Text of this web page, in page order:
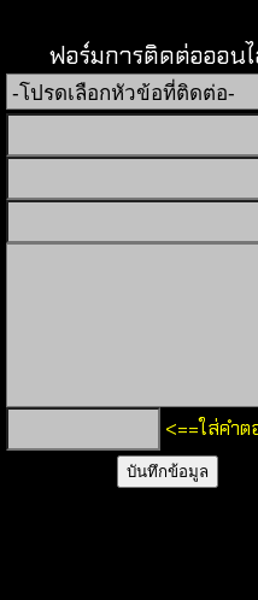
ฟอร์มการติดต่อออน
<==ใส่คำต